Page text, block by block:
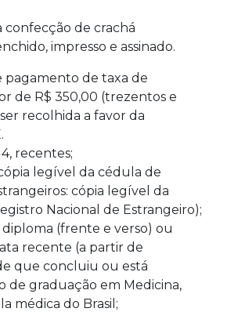
de crachá
impresso e assinado.
pagamento de taxa de
de R$ 350,00 (trezentos e
recolhida a favor da
recentes;
legível da cédula de
cópia legível da
Nacional de Estrangeiro);
(frente e verso) ou
recente (a partir de
que concluiu ou está
de graduação em Medicina,
médica do Brasil;